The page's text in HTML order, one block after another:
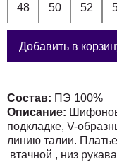
48 50 52
Добавить в
Состав: ПЭ 100%
Описание:
подкладке, V-
линию талии.
втачной , низ